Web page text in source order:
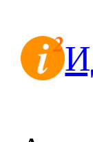
содержимому